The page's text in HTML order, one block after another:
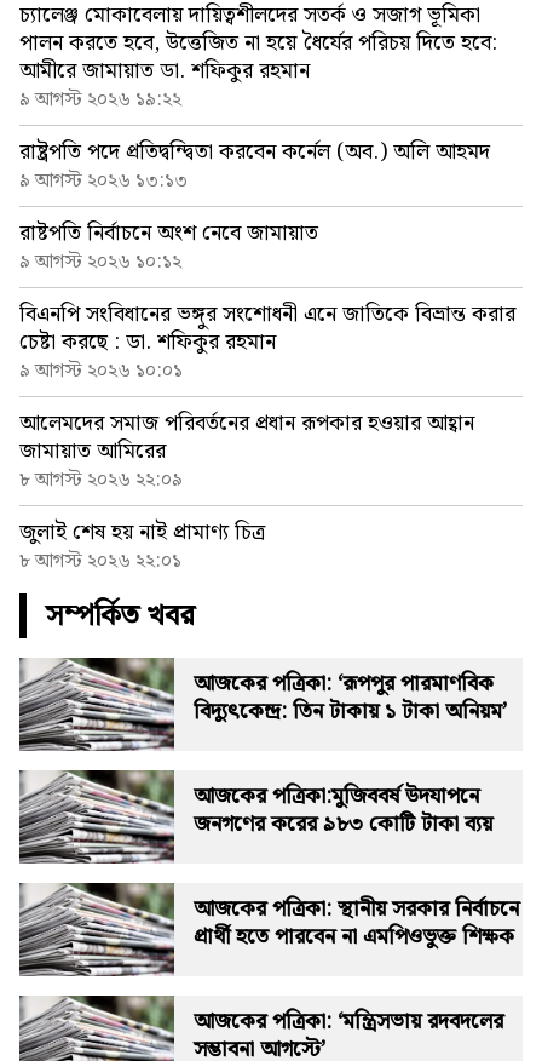
চ্যালেঞ্জ মোকাবেলায় দায়িত্বশীলদের সতর্ক ও সজাগ ভূমিকা
পালন করতে হবে, উত্তেজিত না হয়ে ধৈর্যের পরিচয় দিতে হবে:
আমীরে জামায়াত ডা. শফিকুর রহমান
৯ আগস্ট ২০২৬ ১৯:২২
রাষ্ট্রপতি পদে প্রতিদ্বন্দ্বিতা করবেন কর্নেল (অব.) অলি আহমদ
৯ আগস্ট ২০২৬ ১৩:১৩
রাষ্টপতি নির্বাচনে অংশ নেবে জামায়াত
৯ আগস্ট ২০২৬ ১০:১২
বিএনপি সংবিধানের ভঙ্গুর সংশোধনী এনে জাতিকে বিভ্রান্ত করার
চেষ্টা করছে : ডা. শফিকুর রহমান
৯ আগস্ট ২০২৬ ১০:০১
আলেমদের সমাজ পরিবর্তনের প্রধান রূপকার হওয়ার আহ্বান
জামায়াত আমিরের
৮ আগস্ট ২০২৬ ২২:০৯
জুলাই শেষ হয় নাই প্রামাণ্য চিত্র
৮ আগস্ট ২০২৬ ২২:০১
সম্পর্কিত খবর
আজকের পত্রিকা: ‘রূপপুর পারমাণবিক
বিদ্যুৎকেন্দ্র: তিন টাকায় ১ টাকা অনিয়ম’
আজকের পত্রিকা:মুজিববর্ষ উদযাপনে
জনগণের করের ৯৮৩ কোটি টাকা ব্যয়
আজকের পত্রিকা: স্থানীয় সরকার নির্বাচনে
প্রার্থী হতে পারবেন না এমপিওভুক্ত শিক্ষক
আজকের পত্রিকা: ‘মন্ত্রিসভায় রদবদলের
সম্ভাবনা আগস্টে’